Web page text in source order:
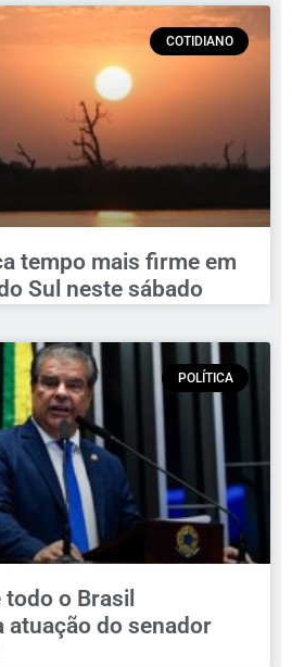
COTIDIANO
tempo mais firme em
Sul neste sábado
POLÍTICA
o Brasil
atuação do senador